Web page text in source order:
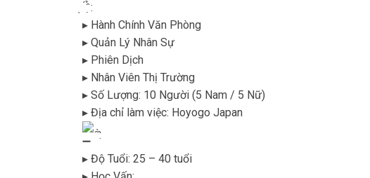
̣ ́ ̂̉ ̣:
▸ Hành Chính Văn Phòng
▸ Quản Lý Nhân Sự
▸ Phiên Dịch
▸ Nhân Viên Thị Trường
▸ Số Lượng: 10 Người (5 Nam / 5 Nữ)
▸ Địa chỉ làm việc: Hoyogo Japan
̂ ̂̀:
▸ Độ Tuổi: 25 – 40 tuổi